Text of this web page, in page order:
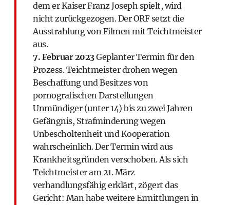
dem er Kaiser Franz Joseph spielt, wird
nicht zurückgezogen. Der ORF setzt die
Ausstrahlung von Filmen mit Teichtmeister
aus.
7. Februar 2023Geplanter Termin für den
Prozess. Teichtmeister drohen wegen
Beschaffung und Besitzes von
pornografischen Darstellungen
Unmündiger (unter 14) bis zu zwei Jahren
Gefängnis, Strafminderung wegen
Unbescholtenheit und Kooperation
wahrscheinlich. Der Termin wird aus
Krankheitsgründen verschoben. Als sich
Teichtmeister am 21. März
verhandlungsfähig erklärt, zögert das
Gericht: Man habe weitere Ermittlungen in